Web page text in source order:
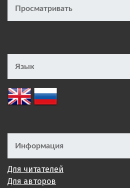
Просматривать
Язык
Информация
Для читателей
Для авторов